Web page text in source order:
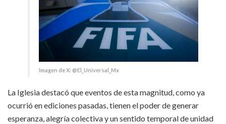
Imagen de X: @El_Universal_Mx
La Iglesia destacó que eventos de esta magnitud, como ya
ocurrió en ediciones pasadas, tienen el poder de generar
esperanza, alegría colectiva y un sentido temporal de unidad